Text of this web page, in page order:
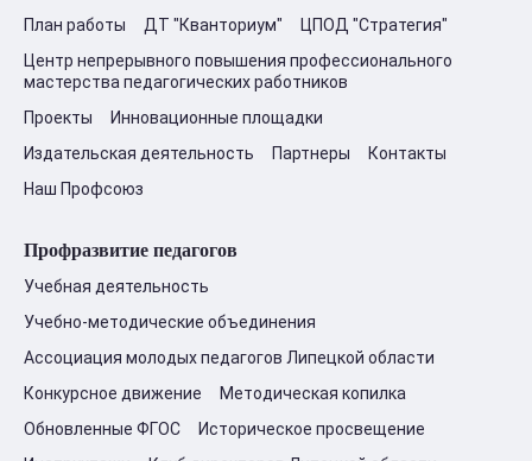
План работы ДТ "Кванториум"
ЦПОД "Стратегия"
Центр непрерывного повышения профессионального
мастерства педагогических работников
Проекты
Инновационные площадки
Издательская деятельность
Партнеры
Контакты
Наш Профсоюз
Профразвитие педагогов
Учебная деятельность
Учебно-методические объединения
Ассоциация молодых педагогов Липецкой области
Конкурсное движение
Методическая копилка
Обновленные ФГОС
Историческое просвещение